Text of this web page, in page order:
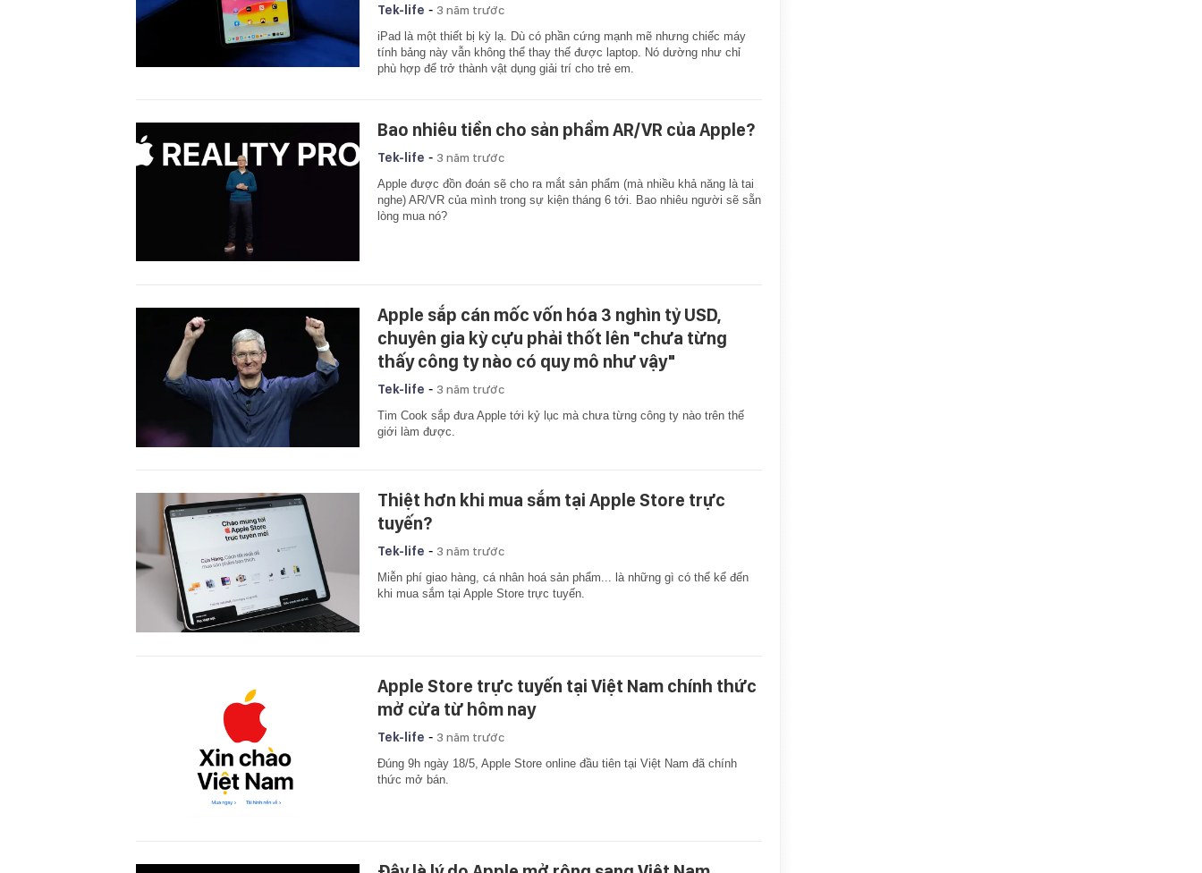
Tek-life - 3 năm trước
iPad là một thiết bị kỳ lạ. Dù có phần cứng mạnh mẽ nhưng chiếc máy
tính bảng này vẫn không thể thay thế được laptop. Nó dường như chỉ
phù hợp để trở thành vật dụng giải trí cho trẻ em.
Bao nhiêu tiền cho sản phẩm AR/VR của Apple?
Tek-life - 3 năm trước
Apple được đồn đoán sẽ cho ra mắt sản phẩm (mà nhiều khả năng là tai
nghe) AR/VR của mình trong sự kiện tháng 6 tới. Bao nhiêu người sẽ sẵn
lòng mua nó?
Apple sắp cán mốc vốn hóa 3 nghìn tỷ USD,
chuyên gia kỳ cựu phải thốt lên "chưa từng
thấy công ty nào có quy mô như vậy"
Tek-life - 3 năm trước
Tim Cook sắp đưa Apple tới kỷ lục mà chưa từng công ty nào trên thế
giới làm được.
Thiệt hơn khi mua sắm tại Apple Store trực
tuyến?
Tek-life - 3 năm trước
Miễn phí giao hàng, cá nhân hoá sản phẩm... là những gì có thể kể đến
khi mua sắm tại Apple Store trực tuyến.
Apple Store trực tuyến tại Việt Nam chính thức
mở cửa từ hôm nay
Tek-life - 3 năm trước
Đúng 9h ngày 18/5, Apple Store online đầu tiên tại Việt Nam đã chính
thức mở bán.